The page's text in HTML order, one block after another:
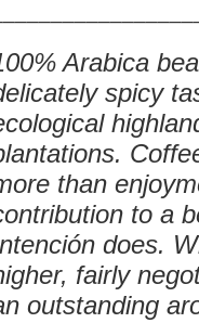
Arabica
spicy
than
to a
does.
fairly
outstanding